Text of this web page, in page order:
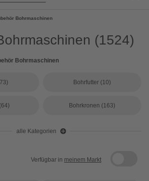
Bohrmaschinen
(1524)
Bohrmaschinen
Bohrfutter (10)
(64) Bohrkronen (163)
alle Kategorien
Verfügbar in meinem Markt